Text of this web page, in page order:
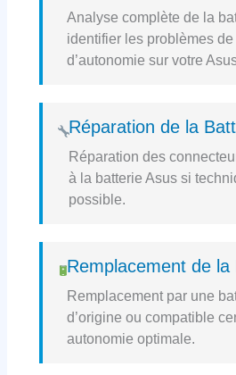
Analyse complète de la
identifier les problèmes
d’autonomie sur votre
Réparation de la
Réparation des
à la batterie Asus si
possible.
Remplacement de la
Remplacement par une
d’origine ou compatible
autonomie optimale.